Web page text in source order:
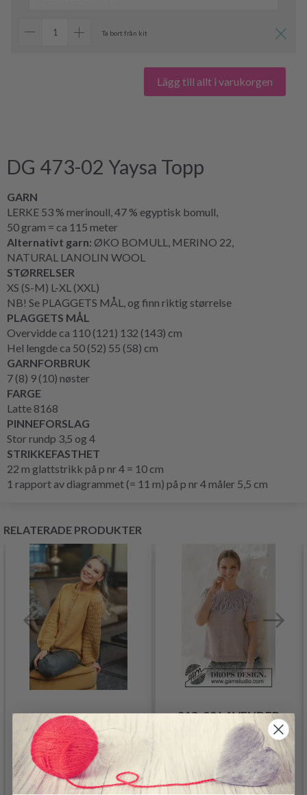
Ta bort från kit
Lägg till allt i varukorgen
DG 473-02 Yaysa Topp
GARN
LERKE 53 % merinoull, 47 % egyptisk bomull,
50 gram = ca 115 meter
Alternativt garn: ØKO BOMULL, MERINO 22,
NATURAL LANOLIN WOOL
STØRRELSER
XS (S-M) L-XL (XXL)
NB! Se PLAGGETS MÅL, og finn riktig størrelse
PLAGGETS MÅL
Overvidde ca 110 (121) 132 (143) cm
Hel lengde ca 50 (52) 55 (58) cm
GARNFORBRUK
7 (8) 9 (10) nøster
FARGE
Latte 8168
PINNEFORSLAG
Stor rundp 3,5 og 4
STRIKKEFASTHET
22 m glattstrikk på p nr 4 = 10 cm
1 rapport av diagrammet (= 11 m) på p nr 4 måler 5,5 cm
RELATERADE PRODUKTER
DG429-14 LILJE JAKKE
833.00 SEK
213-22 LAVENDER
CHARM TOP BY DROPS
DESIGN
192.00 SEK